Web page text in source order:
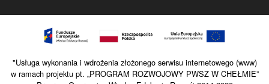
"Usługa wykonania i wdrożenia złożonego serwisu internetowego (www)
w ramach projektu pt. „PROGRAM ROZWOJOWY PWSZ W CHEŁMIE”